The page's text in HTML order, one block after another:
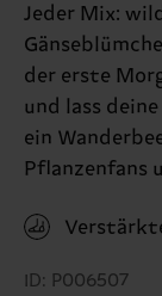
Jeder Mix:
der erste
und lass
ein
Pflanzenfans
ID: P006507